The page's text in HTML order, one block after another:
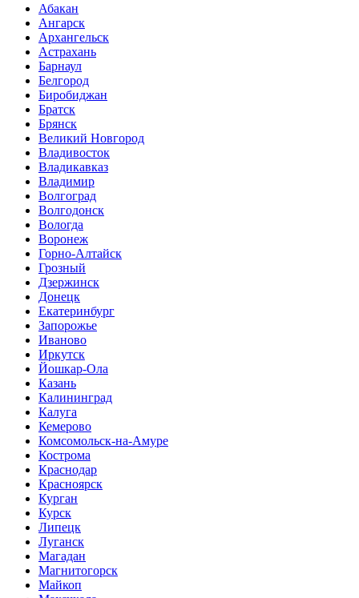
Абакан
Ангарск
Архангельск
Астрахань
Барнаул
Белгород
Биробиджан
Братск
Брянск
Великий Новгород
Владивосток
Владикавказ
Владимир
Волгоград
Волгодонск
Вологда
Воронеж
Горно-Алтайск
Грозный
Дзержинск
Донецк
Екатеринбург
Запорожье
Иваново
Иркутск
Йошкар-Ола
Казань
Калининград
Калуга
Кемерово
Комсомольск-на-Амуре
Кострома
Краснодар
Красноярск
Курган
Курск
Липецк
Луганск
Магадан
Магнитогорск
Майкоп